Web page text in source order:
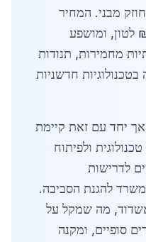
מבני. המחיר
עומד על כ-4500 ₪ לטון, ומושפע
מחמירות, תנודות
חדשניות
יחד עם זאת קיימת
ולפיתוח
לדרישות
להגנת הסביבה.
אשדוד, מה שמקל על
סופיים, ומקנה